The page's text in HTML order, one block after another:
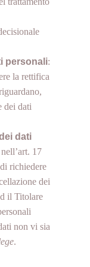
Pagamento
personali:
la rettifica
dei dati
dati
17
richiedere
dei
il Titolare
non vi sia
.